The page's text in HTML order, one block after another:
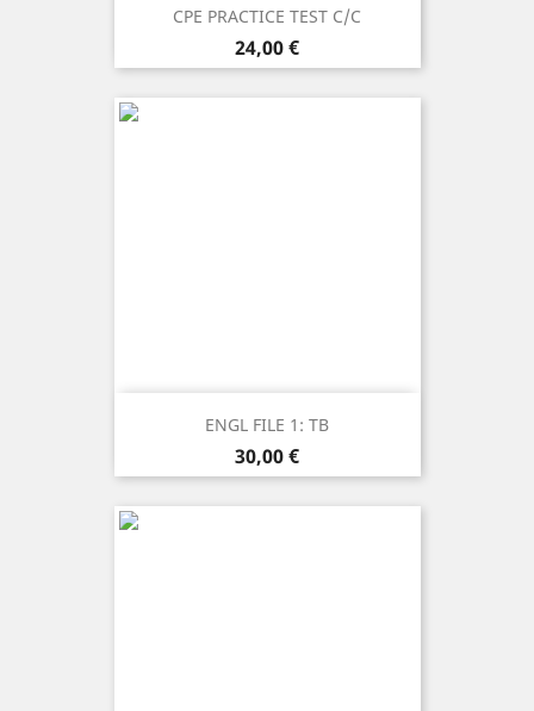
CPE PRACTICE TEST C/C
Prezzo
24,00 €
ENGL FILE 1: TB
Prezzo
30,00 €